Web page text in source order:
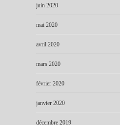
juin 2020
mai 2020
avril 2020
mars 2020
février 2020
janvier 2020
décembre 2019